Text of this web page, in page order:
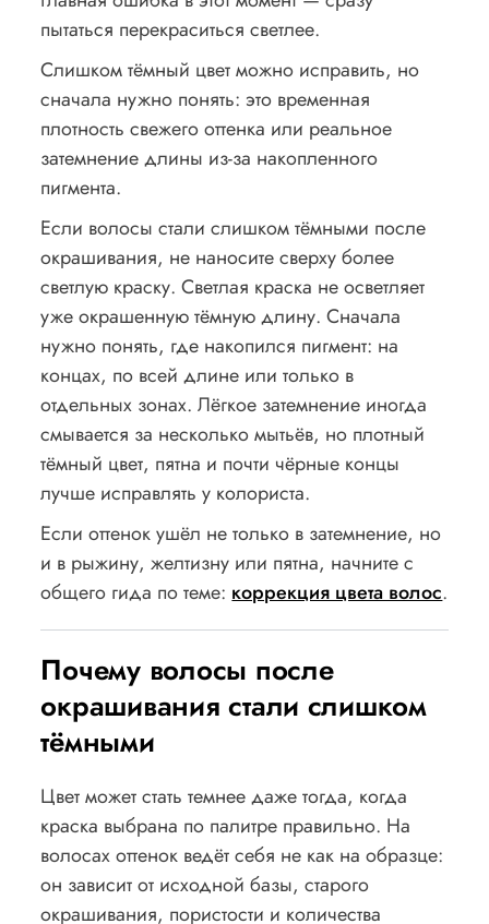
пытаться перекраситься светлее.
Слишком тёмный цвет можно исправить, но
сначала нужно понять: это временная
плотность свежего оттенка или реальное
затемнение длины из-за накопленного
пигмента.
Если волосы стали слишком тёмными после
окрашивания, не наносите сверху более
светлую краску. Светлая краска не осветляет
уже окрашенную тёмную длину. Сначала
нужно понять, где накопился пигмент: на
концах, по всей длине или только в
отдельных зонах. Лёгкое затемнение иногда
смывается за несколько мытьёв, но плотный
тёмный цвет, пятна и почти чёрные концы
лучше исправлять у колориста.
Если оттенок ушёл не только в затемнение, но
и в рыжину, желтизну или пятна, начните с
общего гида по теме: коррекция цвета волос.
Почему волосы после
окрашивания стали слишком
тёмными
Цвет может стать темнее даже тогда, когда
краска выбрана по палитре правильно. На
волосах оттенок ведёт себя не как на образце:
он зависит от исходной базы, старого
окрашивания, пористости и количества